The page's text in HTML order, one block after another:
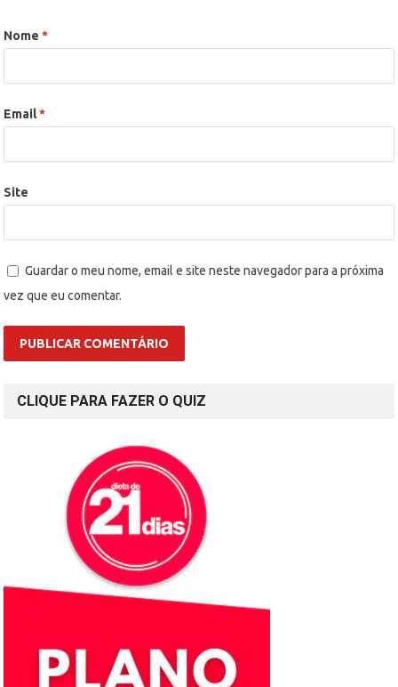
Nome*
Email*
Site
Guardar o meu nome, email e site neste navegador para a próxima
vez que eu comentar.
CLIQUE PARA FAZER O QUIZ